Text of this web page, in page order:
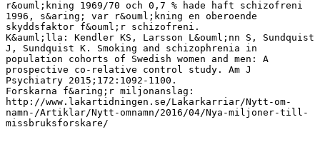
r&ouml;kning 1969/70 och 0,7 % hade haft schizofreni
1996, s&aring; var r&ouml;kning en oberoende
skyddsfaktor f&ouml;r schizofreni.
K&auml;lla: Kendler KS, Larsson L&ouml;nn S, Sundquist
J, Sundquist K. Smoking and schizophrenia in
population cohorts of Swedish women and men: A
prospective co-relative control study. Am J
Psychiatry 2015;172:1092-1100.
Forskarna f&aring;r miljonanslag:
http://www.lakartidningen.se/Lakarkarriar/Nytt-om-
namn-/Artiklar/Nytt-omnamn/2016/04/Nya-miljoner-till-